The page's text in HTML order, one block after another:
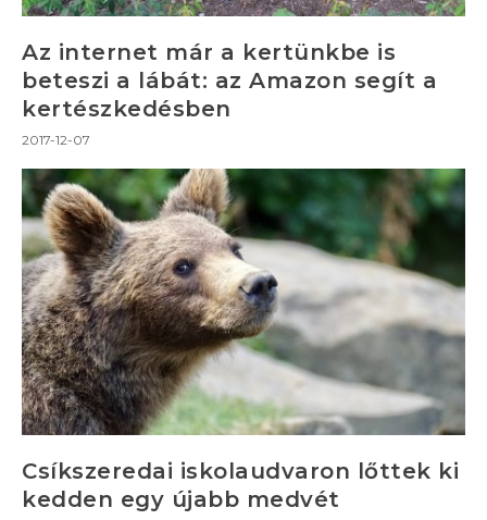
Az internet már a kertünkbe is
beteszi a lábát: az Amazon segít a
kertészkedésben
2017-12-07
Csíkszeredai iskolaudvaron lőttek ki
kedden egy újabb medvét